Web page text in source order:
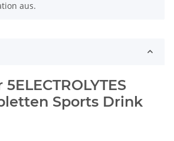
aus.
Sports Drink